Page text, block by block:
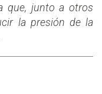
que, junto a otros
la presión de la